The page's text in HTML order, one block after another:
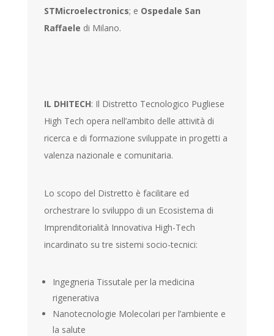
STMicroelectronics; e Ospedale San
Raffaele di Milano.
IL DHITECH: Il Distretto Tecnologico Pugliese
High Tech opera nell’ambito delle attività di
ricerca e di formazione sviluppate in progetti a
valenza nazionale e comunitaria.
Lo scopo del Distretto è facilitare ed
orchestrare lo sviluppo di un Ecosistema di
Imprenditorialità Innovativa High-Tech
incardinato su tre sistemi socio-tecnici:
Ingegneria Tissutale per la medicina
rigenerativa
Nanotecnologie Molecolari per l’ambiente e
la salute